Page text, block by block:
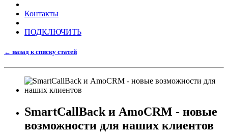
Контакты
ПОДКЛЮЧИТЬ
← назад к списку статей
SmartCallBack и AmoCRM - новые
возможности для наших клиентов